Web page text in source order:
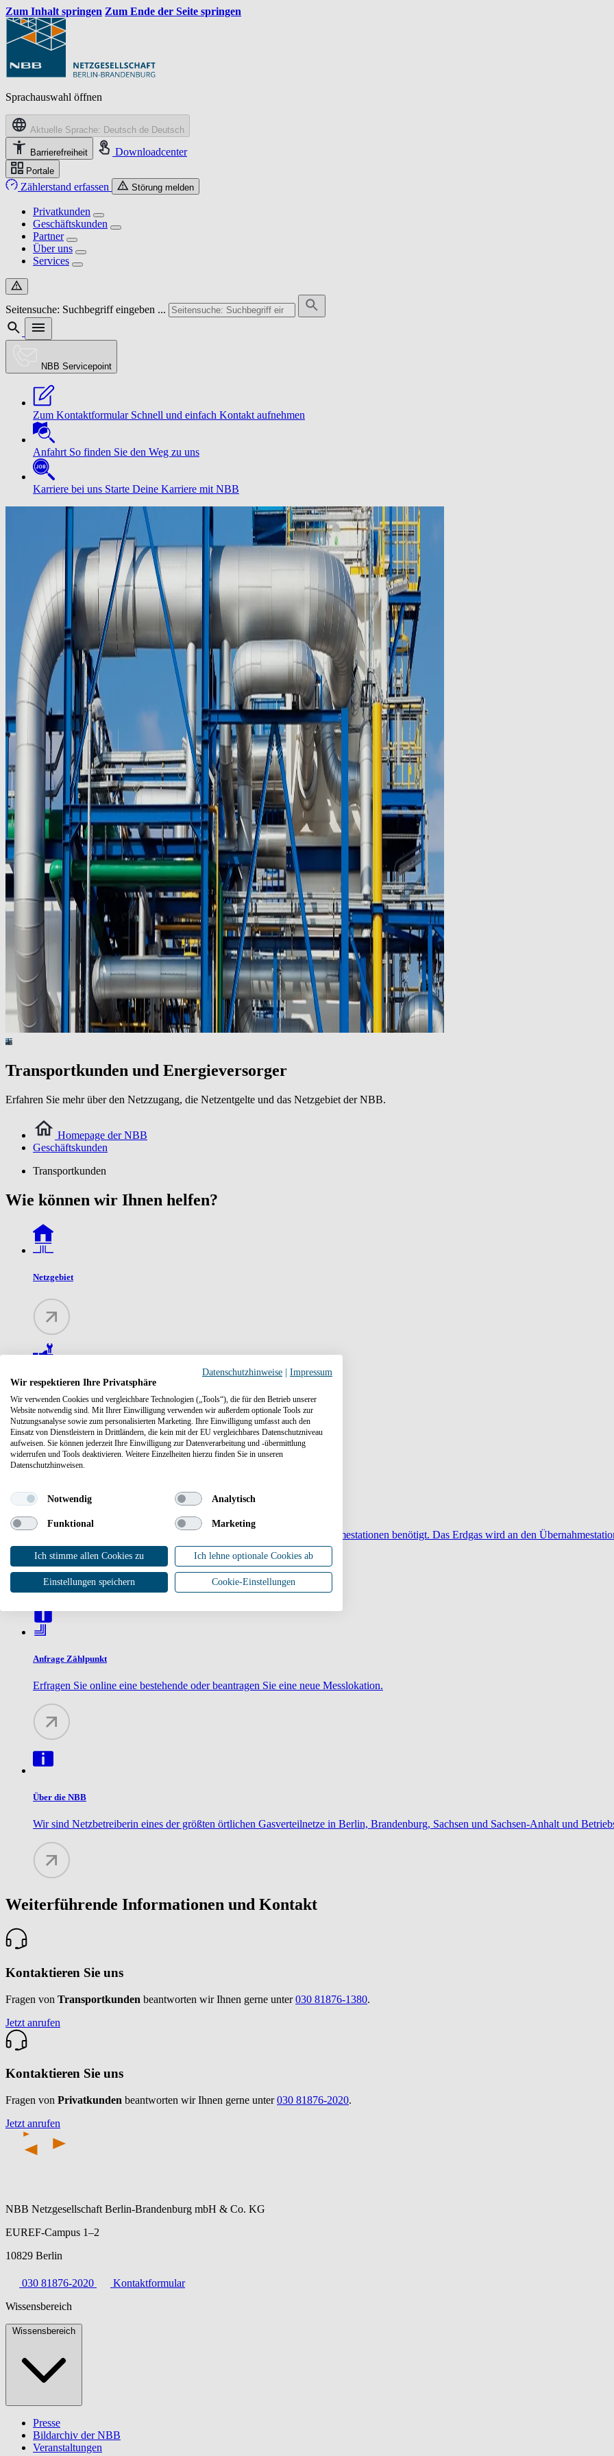
Zum Inhalt springen Zum Ende der Seite springen
Sprachauswahl öffnen
Aktuelle Sprache: Deutsch de Deutsch
Barrierefreiheit Downloadcenter
Portale
Zählerstand erfassen Störung melden
Privatkunden
Geschäftskunden
Partner
Über uns
Services
Seitensuche: Suchbegriff eingeben ...
NBB Servicepoint
Zum Kontaktformular Schnell und einfach Kontakt aufnehmen
Anfahrt So finden Sie den Weg zu uns
Karriere bei uns Starte Deine Karriere mit NBB
Transportkunden und Energieversorger
Erfahren Sie mehr über den Netzzugang, die Netzentgelte und das Netzgebiet der NBB.
Homepage der NBB
Geschäftskunden
Transportkunden
Wie können wir Ihnen helfen?
Netzgebiet
Netzzugangsinformationen
Für den Transport in die einzelnen Netzgebiete werden Erdgasübernahmestationen benötigt. Das Erdgas wird an den
NBB betriebenen Netze eingespeist.
Anfrage Zählpunkt
Erfragen Sie online eine bestehende oder beantragen Sie eine neue Messlokation.
Über die NBB
Wir sind Netzbetreiberin eines der größten örtlichen Gasverteilnetze in Berlin, Brandenburg, Sachsen und Sachsen-Anhalt und
Weiterführende Informationen und Kontakt
Kontaktieren Sie uns
Fragen von Transportkunden beantworten wir Ihnen gerne unter030 81876-1380.
Jetzt anrufen
Kontaktieren Sie uns
Fragen von Privatkunden beantworten wir Ihnen gerne unter030 81876-2020.
Jetzt anrufen
NBB Netzgesellschaft Berlin-Brandenburg mbH & Co. KG
EUREF-Campus 1–2
10829 Berlin
030 81876-2020
Kontaktformular
Wissensbereich
Wissensbereich
Presse
Bildarchiv der NBB
Veranstaltungen
Datenschutzhinweise
Impressum
Wir respektieren Ihre Privatsphäre
Wir verwenden Cookies und vergleichbare Technologien („Tools“), die für den Betrieb unserer
Website notwendig sind. Mit Ihrer Einwilligung verwenden wir außerdem optionale Tools zur
Nutzungsanalyse sowie zum personalisierten Marketing. Ihre Einwilligung umfasst auch den
Einsatz von Dienstleistern in Drittländern, die kein mit der EU vergleichbares Datenschutzniveau
aufweisen. Sie können jederzeit Ihre Einwilligung zur Datenverarbeitung und -übermittlung
widerrufen und Tools deaktivieren. Weitere Einzelheiten hierzu finden Sie in unseren
Datenschutzhinweisen.
Notwendig Analytisch
Funktional Marketing
Ich stimme allen Cookies zu Ich lehne optionale Cookies ab
Einstellungen speichern Cookie-Einstellungen